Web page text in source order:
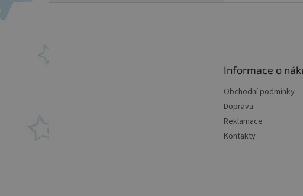
Z
á
Informace o
Obchodní podmínky
Doprava
Reklamace
Kontakty